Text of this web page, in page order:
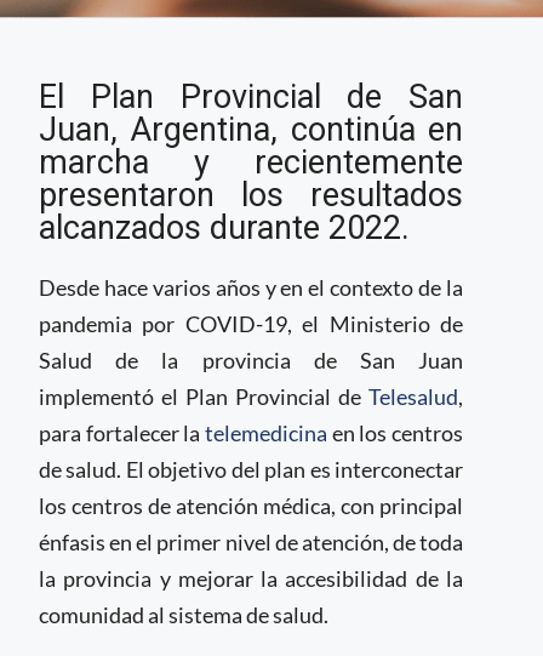
progresa en telesalud
por medio de
educación a distancia
El Plan Provincial de San
Juan, Argentina, continúa en
marcha y recientemente
presentaron los resultados
alcanzados durante 2022.
Desde hace varios años y en el contexto de la
pandemia por COVID-19, el Ministerio de
Salud de la provincia de San Juan
implementó el Plan Provincial de Telesalud,
para fortalecer la telemedicina en los centros
de salud. El objetivo del plan es interconectar
los centros de atención médica, con principal
énfasis en el primer nivel de atención, de toda
la provincia y mejorar la accesibilidad de la
comunidad al sistema de salud.